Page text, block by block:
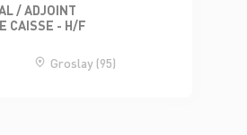
/ ADJOINT
CAISSE - H/F
Groslay (95)